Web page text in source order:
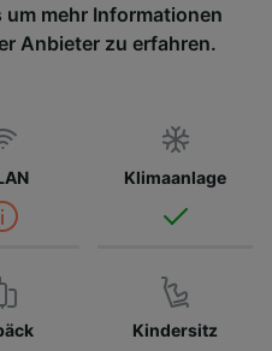
um mehr Informationen
Anbieter zu erfahren.
Klimaanlage
Kindersitz